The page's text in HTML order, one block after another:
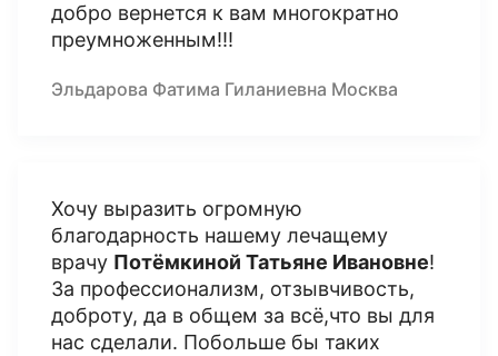
добро вернется к вам многократно
преумноженным!!!
Эльдарова Фатима Гиланиевна Москва
Хочу выразить огромную
благодарность нашему лечащему
врачу Потёмкиной Татьяне Ивановне!
За профессионализм, отзывчивость,
доброту, да в общем за всё,что вы для
нас сделали. Побольше бы таких